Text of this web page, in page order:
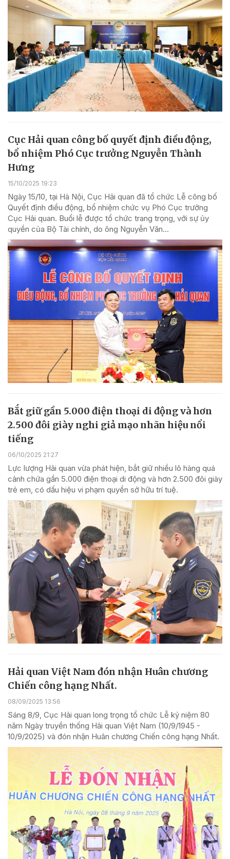
Cục Hải quan công bố quyết định điều động,
bổ nhiệm Phó Cục trưởng Nguyễn Thành
Hưng
15/10/2025 19:23
Ngày 15/10, tại Hà Nội, Cục Hải quan đã tổ chức Lễ công bố
Quyết định điều động, bổ nhiệm chức vụ Phó Cục trưởng
Cục Hải quan. Buổi lễ được tổ chức trang trọng, với sự ủy
quyền của Bộ Tài chính, do ông Nguyễn Văn...
Bắt giữ gần 5.000 điện thoại di động và hơn
2.500 đôi giày nghi giả mạo nhãn hiệu nổi
tiếng
06/10/2025 21:27
Lực lượng Hải quan vừa phát hiện, bắt giữ nhiều lô hàng quá
cảnh chứa gần 5.000 điện thoại di động và hơn 2.500 đôi giày
trẻ em, có dấu hiệu vi phạm quyền sở hữu trí tuệ.
Hải quan Việt Nam đón nhận Huân chương
Chiến công hạng Nhất.
08/09/2025 13:56
Sáng 8/9, Cục Hải quan long trọng tổ chức Lễ kỷ niệm 80
năm Ngày truyền thống Hải quan Việt Nam (10/9/1945 -
10/9/2025) và đón nhận Huân chương Chiến công hạng Nhất.